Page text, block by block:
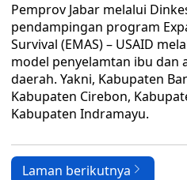
Pemprov Jabar melalui
pendampingan program
Survival (EMAS) – USAID
model penyelamtan ibu dan
daerah. Yakni, Kabupaten
Kabupaten Cirebon,
Kabupaten Indramayu.
Laman berikutnya